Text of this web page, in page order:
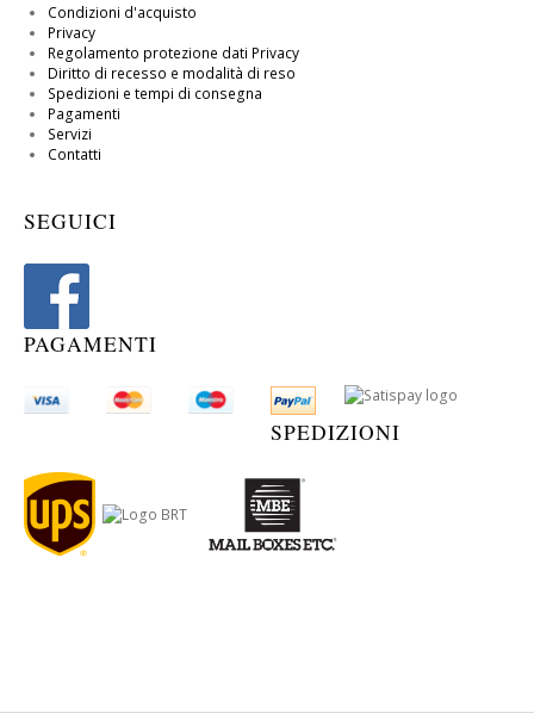
Condizioni d'acquisto
Privacy
Regolamento protezione dati Privacy
Diritto di recesso e modalità di reso
Spedizioni e tempi di consegna
Pagamenti
Servizi
Contatti
SEGUICI
PAGAMENTI
SPEDIZIONI